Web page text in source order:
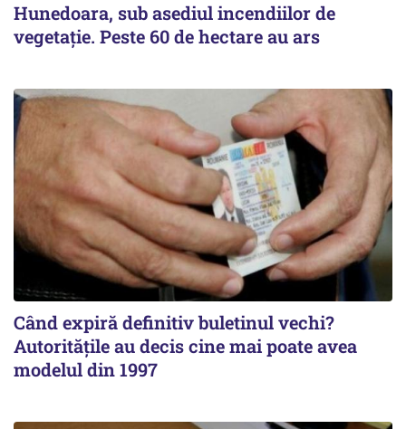
Hunedoara, sub asediul incendiilor de
vegetație. Peste 60 de hectare au ars
Când expiră definitiv buletinul vechi?
Autoritățile au decis cine mai poate avea
modelul din 1997